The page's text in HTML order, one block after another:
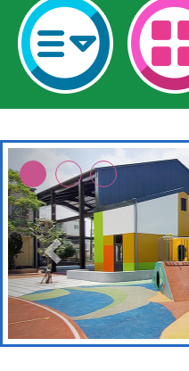
本校
招甄選
適應運